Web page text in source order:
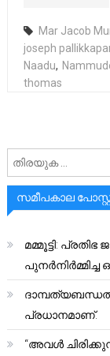
Mar Jacob
joseph
Naadu,
thomas
സമീപകാല
മമ്മൂട്ടി:
പുനർനിർമ്മിച്ച
പ്രധാനമാണ്.
“അവൾ